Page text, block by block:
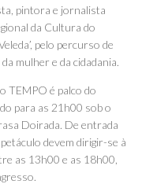
pintora e jornalista
da Cultura do
pelo percurso de
mulher e da cidadania.
TEMPO é palco do
para as 21h00 sob o
Doirada. De entrada
devem dirigir-se à
as 13h00 e as 18h00,